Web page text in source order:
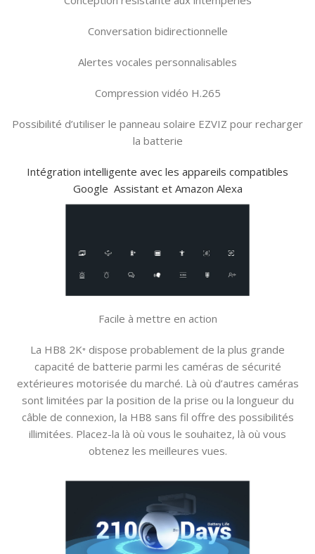
Conversation bidirectionnelle
Alertes vocales personnalisables
Compression vidéo H.265
Possibilité d’utiliser le panneau solaire EZVIZ pour recharger
la batterie
Intégration intelligente avec les appareils compatibles
Google Assistant et Amazon Alexa
Facile à mettre en action
La HB8 2K⁺ dispose probablement de la plus grande
capacité de batterie parmi les caméras de sécurité
extérieures motorisée du marché. Là où d’autres caméras
sont limitées par la position de la prise ou la longueur du
câble de connexion, la HB8 sans fil offre des possibilités
illimitées. Placez-la là où vous le souhaitez, là où vous
obtenez les meilleures vues.